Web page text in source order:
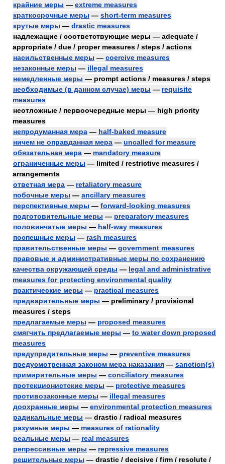
крайние меры — extreme measures
краткосрочные меры — short-term measures
крутые меры — drastic measures
надлежащие / соответствующие меры — adequate /
appropriate / due / proper measures / steps / actions
насильственные меры — coercive measures
незаконные меры — illegal measures
немедленные меры — prompt actions / measures / steps
необходимые (в данном случае) меры — requisite
measures
неотложные / первоочередные меры — high priority
measures
непродуманная мера — half-baked measure
ничем не оправданная мера — uncalled for measure
обязательная мера — mandatory measure
ограниченные меры — limited / restrictive measures /
arrangements
ответная мера — retaliatory measure
побочные меры — ancillary measures
перспективные меры — forward-looking measures
подготовительные меры — preparatory measures
половинчатые меры — half-way measures
поспешные меры — rash measures
правительственные меры — government measures
правовые и административные меры по сохранению
качества окружающей среды — legal and administrative
measures for protecting environmental quality
практические меры — practical measures
предварительные меры — preliminary / provisional
measures / steps
предлагаемые меры — proposed measures
смягчить предлагаемые меры — to water down proposed
measures
предупредительные меры — preventive measures
предусмотренная законом мера наказания — sanction(s)
примирительные меры — conciliatory measures
протекционистские меры — protective measures
противозаконные меры — illegal measures
доохранные меры — environmental protection measures
радикальные меры — drastic / radical measures
разумные меры — measures of rationality
реальные меры — real measures
репрессивные меры — repressive measures
решительные меры — drastic / decisive / firm / resolute /